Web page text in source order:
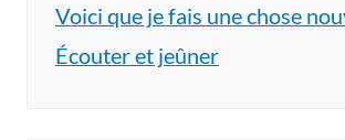
Voici que je fais une chose
Écouter et jeûner